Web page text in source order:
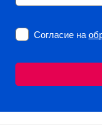
Согласие на